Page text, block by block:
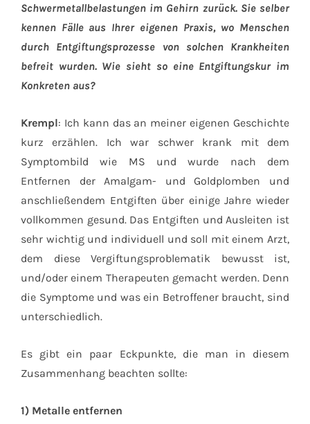
Schwermetallbelastungen im Gehirn zurück. Sie selber
kennen Fälle aus Ihrer eigenen Praxis, wo Menschen
durch Entgiftungsprozesse von solchen Krankheiten
befreit wurden. Wie sieht so eine Entgiftungskur im
Konkreten aus?
Krempl: Ich kann das an meiner eigenen Geschichte
kurz erzählen. Ich war schwer krank mit dem
Symptombild wie MS und wurde nach dem
Entfernen der Amalgam- und Goldplomben und
anschließendem Entgiften über einige Jahre wieder
vollkommen gesund. Das Entgiften und Ausleiten ist
sehr wichtig und individuell und soll mit einem Arzt,
dem diese Vergiftungsproblematik bewusst ist,
und/oder einem Therapeuten gemacht werden. Denn
die Symptome und was ein Betroffener braucht, sind
unterschiedlich.
Es gibt ein paar Eckpunkte, die man in diesem
Zusammenhang beachten sollte:
1) Metalle entfernen